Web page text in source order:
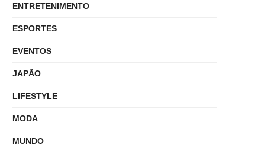
ENTRETENIMENTO
ESPORTES
EVENTOS
JAPÃO
LIFESTYLE
MODA
MUNDO